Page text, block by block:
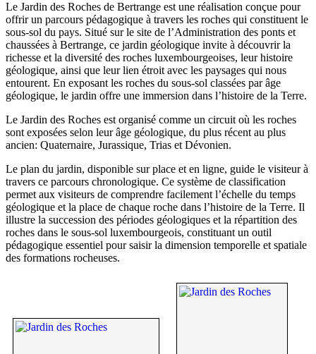
Le Jardin des Roches de Bertrange est une réalisation conçue pour
offrir un parcours pédagogique à travers les roches qui constituent le
sous-sol du pays. Situé sur le site de l’Administration des ponts et
chaussées à Bertrange, ce jardin géologique invite à découvrir la
richesse et la diversité des roches luxembourgeoises, leur histoire
géologique, ainsi que leur lien étroit avec les paysages qui nous
entourent. En exposant les roches du sous-sol classées par âge
géologique, le jardin offre une immersion dans l’histoire de la Terre.
Le Jardin des Roches est organisé comme un circuit où les roches
sont exposées selon leur âge géologique, du plus récent au plus
ancien: Quaternaire, Jurassique, Trias et Dévonien.
Le plan du jardin, disponible sur place et en ligne, guide le visiteur à
travers ce parcours chronologique. Ce système de classification
permet aux visiteurs de comprendre facilement l’échelle du temps
géologique et la place de chaque roche dans l’histoire de la Terre. Il
illustre la succession des périodes géologiques et la répartition des
roches dans le sous-sol luxembourgeois, constituant un outil
pédagogique essentiel pour saisir la dimension temporelle et spatiale
des formations rocheuses.